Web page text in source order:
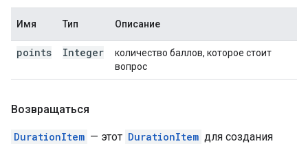
Имя Тип Описание
points Integer
количество баллов, которое стоит
вопрос
Возвращаться
DurationItem — этот DurationItem для создания